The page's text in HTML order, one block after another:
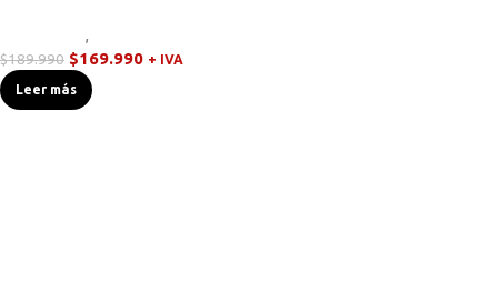
,
$189.990 $169.990 + IVA
Leer más